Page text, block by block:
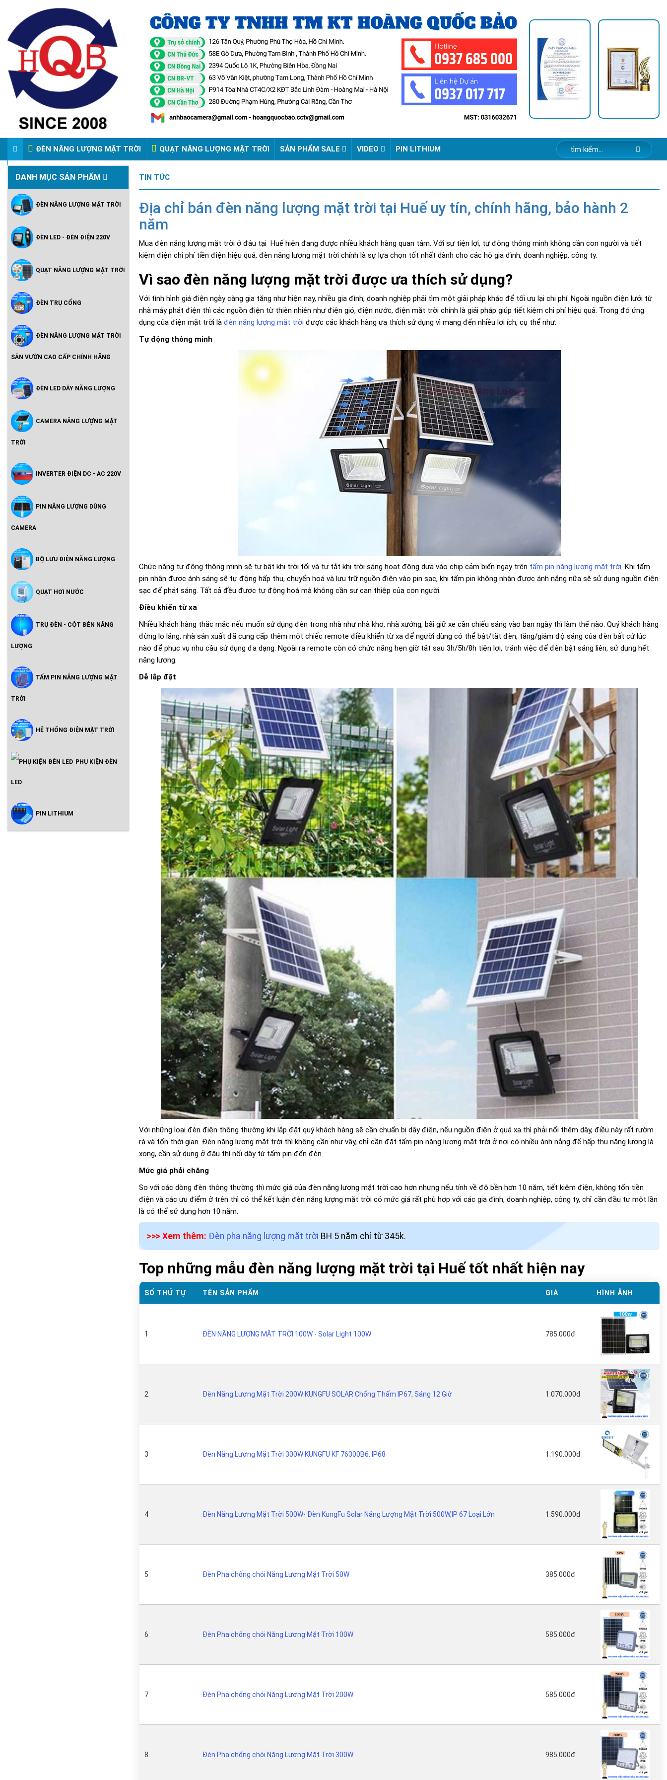
ĐÈN NĂNG LƯỢNG MẶT TRỜI QUẠT NĂNG LƯỢNG MẶT TRỜI SẢN PHẨM SALE VIDEO PIN LITHIUM
VIDEO ĐÈN PHA ĐIỆN 220V
DANH MỤC SẢN PHẨM
ĐÈN NĂNG LƯỢNG MẶT TRỜI
Vườn Cao Cấp Chính Hãng
ĐÈN LED - ĐÈN ĐIỆN 220V
Hoàng Quốc Bảo - Độ Sáng Cao,
QUẠT NĂNG LƯỢNG MẶT TRỜI
ĐÈN TRỤ CỔNG
ĐÈN NĂNG LƯỢNG MẶT TRỜI
SÂN VƯỜN CAO CẤP CHÍNH HÃNG
ĐÈN LED DÂY NĂNG LƯỢNG
CAMERA NĂNG LƯỢNG MẶT
TRỜI
INVERTER ĐIỆN DC - AC 220V
PIN NĂNG LƯỢNG DÙNG
CAMERA
BỘ LƯU ĐIỆN NĂNG LƯỢNG
QUẠT HƠI NƯỚC
TRỤ ĐÈN - CỘT ĐÈN NĂNG
LƯỢNG
TẤM PIN NĂNG LƯỢNG MẶT
TRỜI
HỆ THỐNG ĐIỆN MẶT TRỜI
Inveter Hòa Lưới Có Lưu Trữ -
PHỤ KIỆN ĐÈN
LED
PIN LITHIUM
TIN TỨC
Địa chỉ bán đèn năng lượng mặt trời tại Huế uy tín, chính hãng, bảo hành 2
năm
Mua đèn năng lượng mặt trời ở đâu tại Huế hiện đang được nhiều khách hàng quan tâm. Với sự tiện lợi, tự động thông minh không cần con người và tiết
kiệm điện chi phí tiền điện hiệu quả, đèn năng lượng mặt trời chính là sự lựa chọn tốt nhất dành cho các hộ gia đình, doanh nghiệp, công ty.
Vì sao đèn năng lượng mặt trời được ưa thích sử dụng?
Với tình hình giá điện ngày càng gia tăng như hiện nay, nhiều gia đình, doanh nghiệp phải tìm một giải pháp khác để tối ưu lại chi phí. Ngoài nguồn điện lưới từ
nhà máy phát điện thì các nguồn điện từ thiên nhiên như điện gió, điện nước, điện mặt trời chính là giải pháp giúp tiết kiệm chi phí hiệu quả. Trong đó ứng
dụng của điện mặt trời làđèn năng lượng mặt trời được các khách hàng ưa thích sử dụng vì mang đến nhiều lợi ích, cụ thể như:
Tự động thông minh
Chức năng tự động thông minh sẽ tự bật khi trời tối và tự tắt khi trời sáng hoạt động dựa vào chip cảm biến ngay trên tấm pin năng lượng mặt trời. Khi tấm
pin nhận được ánh sáng sẽ tự động hấp thu, chuyển hoá và lưu trữ nguồn điện vào pin sạc, khi tấm pin không nhận được ánh nắng nữa sẽ sử dụng nguồn điện
sạc để phát sáng. Tất cả đều được tự động hoá mà không cần sự can thiệp của con người.
Điều khiển từ xa
Nhiều khách hàng thắc mắc nếu muốn sử dụng đèn trong nhà như nhà kho, nhà xưởng, bãi giữ xe cần chiếu sáng vào ban ngày thì làm thế nào. Quý khách hàng
đừng lo lắng, nhà sản xuất đã cung cấp thêm một chiếc remote điều khiển từ xa để người dùng có thể bật/tắt đèn, tăng/giảm độ sáng của đèn bất cứ lúc
nào để phục vụ nhu cầu sử dụng đa dạng. Ngoài ra remote còn có chức năng hẹn giờ tắt sau 3h/5h/8h tiện lợi, tránh việc để đèn bật sáng liên, sử dụng hết
năng lượng.
Dễ lắp đặt
Với những loại đèn điện thông thường khi lắp đặt quý khách hàng sẽ cần chuẩn bị dây điện, nếu nguồn điện ở quá xa thì phải nối thêm dây, điều này rất rườm
rà và tốn thời gian. Đèn năng lượng mặt trời thì không cần như vậy, chỉ cần đặt tấm pin năng lượng mặt trời ở nơi có nhiều ánh nắng để hấp thu năng lượng là
xong, cần sử dụng ở đâu thì nối dây từ tấm pin đến đèn.
Mức giá phải chăng
So với các dòng đèn thông thường thì mức giá của đèn năng lượng mặt trời cao hơn nhưng nếu tính về độ bền hơn 10 năm, tiết kiệm điện, không tốn tiền
điện và các ưu điểm ở trên thì có thể kết luận đèn năng lượng mặt trời có mức giá rất phù hợp với các gia đình, doanh nghiệp, công ty, chỉ cần đầu tư một lần
là có thể sử dụng hơn 10 năm.
>>> Xem thêm: Đèn pha năng lượng mặt trời BH 5 năm chỉ từ 345k.
Top những mẫu đèn năng lượng mặt trời tại Huế tốt nhất hiện nay
SỐ THỨ TỰ TÊN SẢN PHẨM GIÁ HÌNH ẢNH
1 ĐÈN NĂNG LƯỢNG MẶT TRỜI 100W - Solar Light 100W 785.000đ
2 Đèn Năng Lượng Mặt Trời 200W KUNGFU SOLAR Chống Thấm IP67, Sáng 12 Giờ 1.070.000đ
3 Đèn Năng Lượng Mặt Trời 300W KUNGFU KF 76300B6, IP68 1.190.000đ
4 Đèn Năng Lượng Mặt Trời 500W- Đèn KungFu Solar Năng Lượng Mặt Trời 500W,IP 67 Loại Lớn 1.590.000đ
5 Đèn Pha chống chói Năng Lượng Mặt Trời 50W 385.000đ
6 Đèn Pha chống chói Năng Lượng Mặt Trời 100W 585.000đ
7 Đèn Pha chống chói Năng Lượng Mặt Trời 200W 585.000đ
8 Đèn Pha chống chói Năng Lượng Mặt Trời 300W 985.000đ